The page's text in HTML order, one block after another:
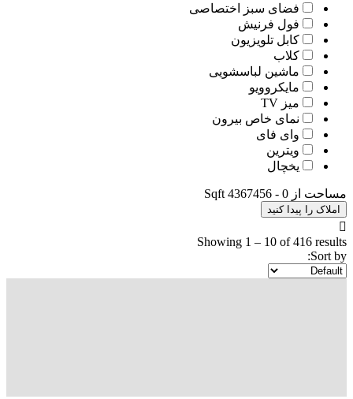
فضای سبز اختصاصی
فول فرنیش
کابل تلویزیون
کلاب
ماشین لباسشویی
مایکروویو
میز TV
نمای خاص بیرون
وای فای
ویترین
یخچال
مساحت از 0
-
4367456
Sqft
املاک را پیدا کنید
Showing 1 – 10 of 416 results
Sort by: